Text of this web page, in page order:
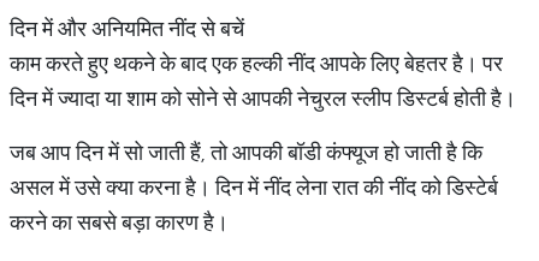
दिन में और अनियमित नींद से बचें
काम करते हुए थकने के बाद एक हल्की नींद आपके लिए बेहतर है। पर
दिन में ज्‍यादा या शाम को सोने से आपकी नेचुरल स्लीप डिस्टर्ब होती है।
जब आप दिन में सो जाती हैं, तो आपकी बॉडी कंफ्यूज हो जाती है कि
असल में उसे क्या करना है। दिन में नींद लेना रात की नींद को डिस्टेर्ब
करने का सबसे बड़ा कारण है।